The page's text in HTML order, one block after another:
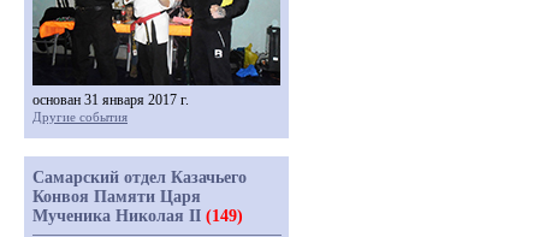
основан 31 января 2017 г.
Другие события
Самарский отдел Казачьего
Конвоя Памяти Царя
Мученика Николая II (149)